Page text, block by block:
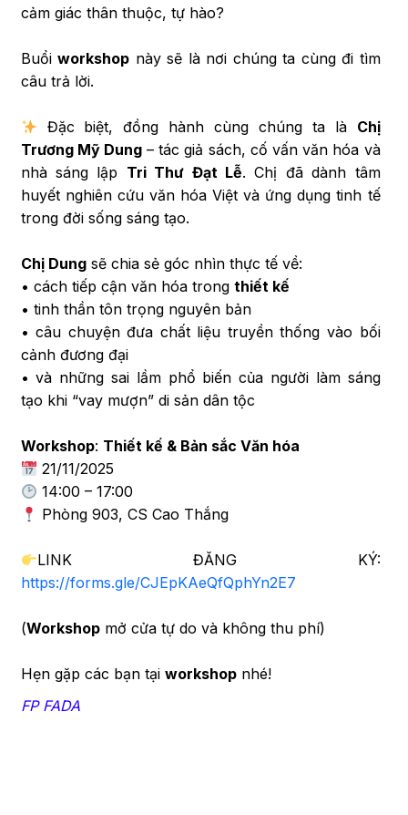
cảm giác thân thuộc, tự hào?
Buổi workshop này sẽ là nơi chúng ta cùng đi tìm
câu trả lời.
Đặc biệt, đồng hành cùng chúng ta là Chị
Trương Mỹ Dung– tác giả sách, cố vấn văn hóa và
nhà sáng lập Tri Thư Đạt Lễ. Chị đã dành tâm
huyết nghiên cứu văn hóa Việt và ứng dụng tinh tế
trong đời sống sáng tạo.
Chị Dungsẽ chia sẻ góc nhìn thực tế về:
• cách tiếp cận văn hóa trong thiết kế
• tinh thần tôn trọng nguyên bản
• câu chuyện đưa chất liệu truyền thống vào bối
cảnh đương đại
• và những sai lầm phổ biến của người làm sáng
tạo khi “vay mượn” di sản dân tộc
Workshop: Thiết kế & Bản sắc Văn hóa
21/11/2025
14:00 – 17:00
Phòng 903, CS Cao Thắng
LINK ĐĂNG KÝ:
https://forms.gle/CJEpKAeQfQphYn2E7
(Workshopmở cửa tự do và không thu phí)
Hẹn gặp các bạn tại workshopnhé!
FP FADA